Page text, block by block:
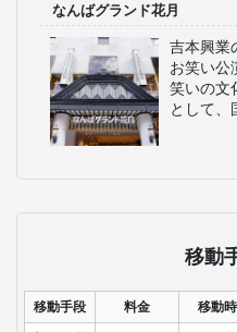
なんばグランド花月
吉本興業
お笑い公
笑いの文
として、
移動
移動手段 料金 移動